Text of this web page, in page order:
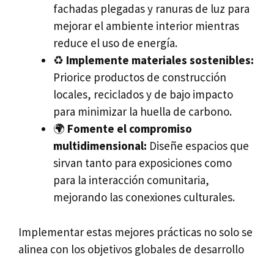
fachadas plegadas y ranuras de luz para
mejorar el ambiente interior mientras
reduce el uso de energía.
♻️ Implemente materiales sostenibles:
Priorice productos de construcción
locales, reciclados y de bajo impacto
para minimizar la huella de carbono.
🌍 Fomente el compromiso
multidimensional: Diseñe espacios que
sirvan tanto para exposiciones como
para la interacción comunitaria,
mejorando las conexiones culturales.
Implementar estas mejores prácticas no solo se
alinea con los objetivos globales de desarrollo